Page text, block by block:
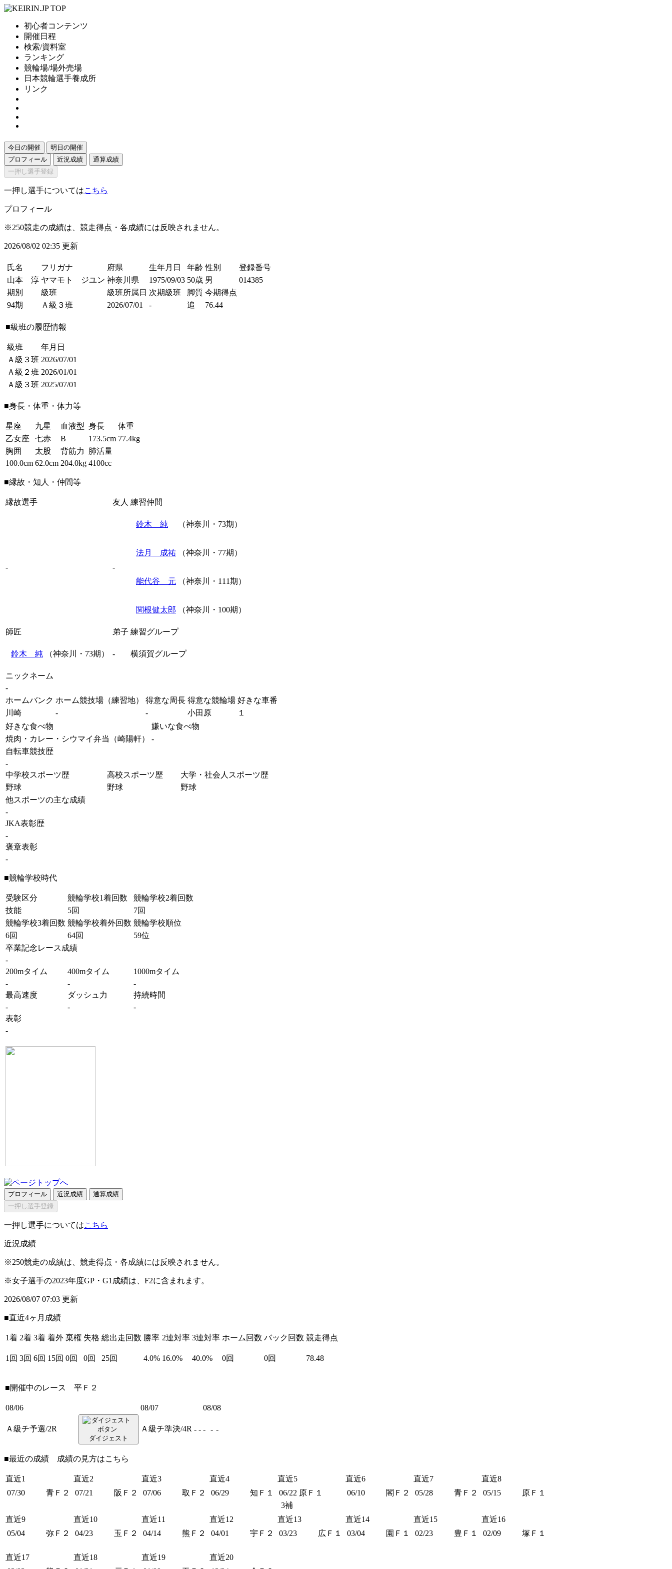
初心者コンテンツ
開催日程
検索/資料室
ランキング
競輪場/場外売場
日本競輪選手養成所
リンク
今日の開催
明日の開催
プロフィール
近況成績
通算成績
一押し選手登録
一押し選手についてはこちら
プロフィール
※250競走の成績は、競走得点・各成績には反映されません。
2026/08/02 02:35 更新
氏名 フリガナ 府県 生年月日 年齢 性別
登録番号
山本 淳 ヤマモト ジユン 神奈川県 1975/09/03 50歳 男
014385
期別
級班 級班所属日 次期級班 脚質 今期得点
94期
Ａ級３班 2026/07/01 - 追 76.44
■級班の履歴情報
級班
年月日
Ａ級３班 2026/07/01
Ａ級２班 2026/01/01
Ａ級３班 2025/07/01
■身長・体重・体力等
星座 九星 血液型 身長
体重
乙女座
七赤 B 173.5cm 77.4kg
胸囲
太股 背筋力
肺活量
100.0cm 62.0cm 204.0kg 4100cc
■縁故・知人・仲間等
縁故選手 友人 練習仲間
- -
鈴木 純 （神奈川・73期）
法月 成祐 （神奈川・77期）
能代谷 元 （神奈川・111期）
関根健太郎 （神奈川・100期）
師匠 弟子 練習グループ
鈴木 純 （神奈川・73期） - 横須賀グループ
ニックネーム
-
ホームバンク ホーム競技場（練習地） 得意な周長 得意な競輪場 好きな車番
川崎
- - 小田原
１
好きな食べ物
嫌いな食べ物
焼肉・カレー・シウマイ弁当（崎陽軒）
-
自転車競技歴
-
中学校スポーツ歴
高校スポーツ歴
大学・社会人スポーツ歴
野球
野球
野球
他スポーツの主な成績
-
JKA表彰歴
-
褒章表彰
-
■競輪学校時代
受験区分 競輪学校1着回数
競輪学校2着回数
技能
5回
7回
競輪学校3着回数 競輪学校着外回数 競輪学校順位
6回
64回
59位
卒業記念レース成績
-
200mタイム
400mタイム
1000mタイム
-
-
-
最高速度
ダッシュ力
持続時間
-
-
-
表彰
-
プロフィール 近況成績
通算成績
一押し選手登録
一押し選手についてはこちら
近況成績
※250競走の成績は、競走得点・各成績には反映されません。
※女子選手の2023年度GP・G1成績は、F2に含まれます。
2026/08/07 07:03 更新
■直近4ヶ月成績
1着 2着 3着 着外 棄権 失格 総出走回数 勝率 2連対率 3連対率 ホーム回数 バック回数 競走得点
1回 3回 6回 15回 0回 0回 25回 4.0% 16.0% 40.0% 0回 0回 78.48
■開催中のレース 平Ｆ２
08/06 08/07 08/08
Ａ級チ予選/2R
ダイジェスト
Ａ級チ準決/4R - - - - -
■最近の成績 成績の見方はこちら
直近1 直近2 直近3 直近4 直近5 直近6 直近7
直近8
07/30
青Ｆ２ 07/21 阪Ｆ２ 07/06 取Ｆ２ 06/29 知Ｆ１ 06/22 原Ｆ１
3補
06/10 閣Ｆ２ 05/28 青Ｆ２ 05/15 原Ｆ１
直近9 直近10 直近11 直近12 直近13 直近14 直近15
直近16
05/04
弥Ｆ２ 04/23 玉Ｆ２ 04/14 熊Ｆ２ 04/01 宇Ｆ２ 03/23 広Ｆ１ 03/04 園Ｆ１ 02/23 豊Ｆ１ 02/09 塚Ｆ１
直近17 直近18 直近19
直近20